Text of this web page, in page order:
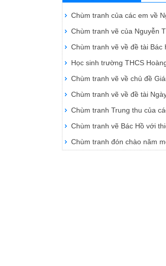
Chùm tranh của các em về
Chùm tranh vẽ của Nguyễn
Chùm tranh vẽ về đề tài Bác
Học sinh trường THCS
Chùm tranh vẽ về chủ đề
Chùm tranh vẽ về đề tài
Chùm tranh Trung thu của
Chùm tranh vẽ Bác Hồ với
Chùm tranh đón chào năm